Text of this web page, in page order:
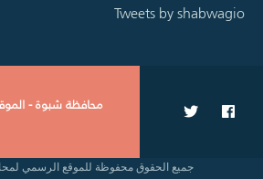
Tweets by shabwagio
محافظة شبوة -
جميع الحقوق محفوظة للموقع الرسمي